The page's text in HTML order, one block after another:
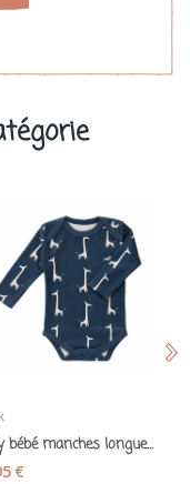
Body bébé manches longues "Girafe" coton bio...
€